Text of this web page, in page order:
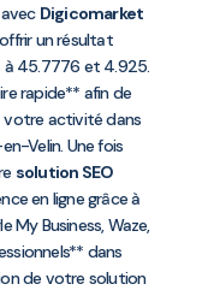
avec Digicomarket
un résultat
45.7776 et 4.925.
rapide** afin de
activité dans
Velin. Une fois
solution SEO
en ligne grâce à
My Business, Waze,
dans
de votre solution